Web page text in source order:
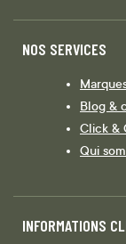
NOS SERVICES
Blog &
Click &
Qui
INFORMATIONS